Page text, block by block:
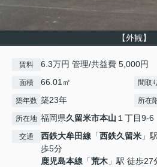
【外観】
賃料 6.3万円 管理/共益費 5,000円
面積 66.01㎡ 間取り
築年数 築23年 所在
所在地 福岡県久留米市本山 １丁目9-6
交通 西鉄大牟田線 「西鉄久留米 」
歩5分
鹿児島本線 「荒木 」駅 徒歩27